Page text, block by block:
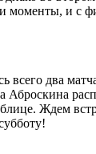
моменты, и с
всего два
Аброскина
Ждем